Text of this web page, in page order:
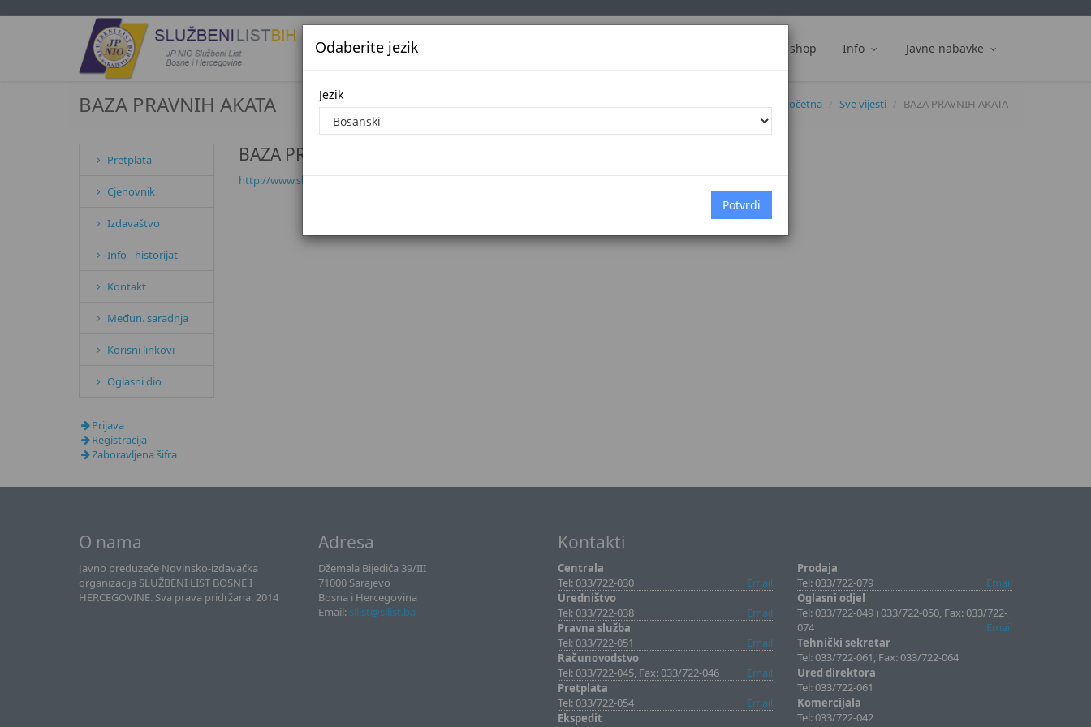
Jezik Službena glasila Web shop Info Javne nabavke
Odaberite jezik
Jezik
BAZA PRAVNIH AKATA Početna Sve vijesti BAZA PRAVNIH AKATA
Pretplata
Cjenovnik
Izdavaštvo
Info - historijat
Kontakt
Međun. saradnja
Korisni linkovi
Oglasni dio
Prijava
Registracija
Zaboravljena šifra
BAZA PRAVNIH AKATA
http://www.sluzbenilist.ba/tools/akti
O nama
Javno preduzeće Novinsko-izdavačka
organizacija SLUŽBENI LIST BOSNE I
HERCEGOVINE. Sva prava pridržana. 2014
Adresa
Džemala Bijedića 39/III
71000 Sarajevo
Bosna i Hercegovina
Email: sllist@sllist.ba
Kontakti
Centrala
Tel: 033/722-030
Email
Uredništvo
Tel: 033/722-038
Email
Pravna služba
Tel: 033/722-051
Email
Računovodstvo
Tel: 033/722-045, Fax: 033/722-046
Email
Pretplata
Tel: 033/722-054
Email
Ekspedit
Prodaja
Tel: 033/722-079
Email
Oglasni odjel
Tel: 033/722-049 i 033/722-050, Fax: 033/722-
074
Email
Tehnički sekretar
Tel: 033/722-061, Fax: 033/722-064
Ured direktora
Tel: 033/722-061
Komercijala
Tel: 033/722-042